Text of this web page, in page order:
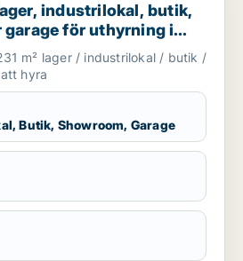
industrilokal, butik,
garage för uthyrning i
Vallentuna eller
m² lager / industrilokal / butik /
hyra
Butik, Showroom, Garage